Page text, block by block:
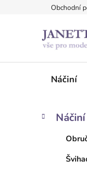
Obchodní
Náčiní
PPřeskočit
kategorie
K
a
Náčiní